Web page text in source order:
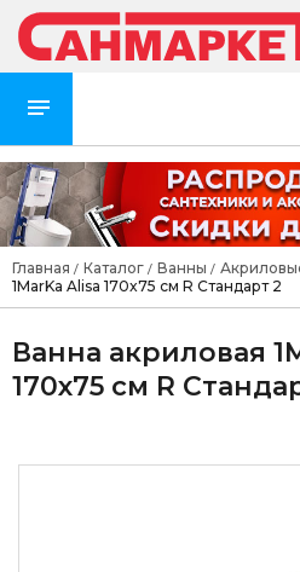
Главная / Каталог / Ванны /
1MarKa Alisa 170x75 см R Стандарт 2
Ванна акриловая
170x75 см R